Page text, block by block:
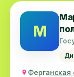
М
Ферганская